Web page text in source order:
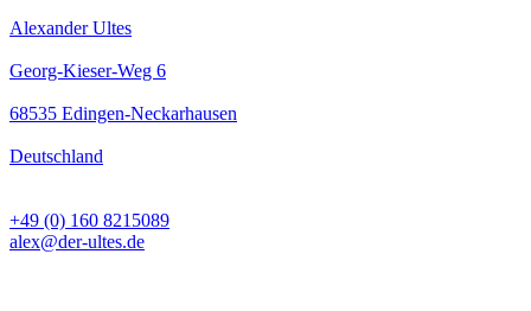
Alexander Ultes
Georg-Kieser-Weg 6
68535 Edingen-Neckarhausen
Deutschland
+49 (0) 160 8215089
alex@der-ultes.de